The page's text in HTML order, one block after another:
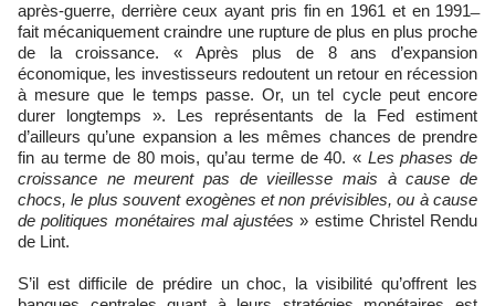
après-guerre, derrière ceux ayant pris fin en 1961 et en 1991 ̶
fait mécaniquement craindre une rupture de plus en plus proche
de la croissance. « Après plus de 8 ans d’expansion
économique, les investisseurs redoutent un retour en récession
à mesure que le temps passe. Or, un tel cycle peut encore
durer longtemps ». Les représentants de la Fed estiment
d’ailleurs qu’une expansion a les mêmes chances de prendre
fin au terme de 80 mois, qu’au terme de 40. «Les phases de
croissance ne meurent pas de vieillesse mais à cause de
chocs, le plus souvent exogènes et non prévisibles, ou à cause
de politiques monétaires mal ajustées» estime Christel Rendu
de Lint.
S’il est difficile de prédire un choc, la visibilité qu’offrent les